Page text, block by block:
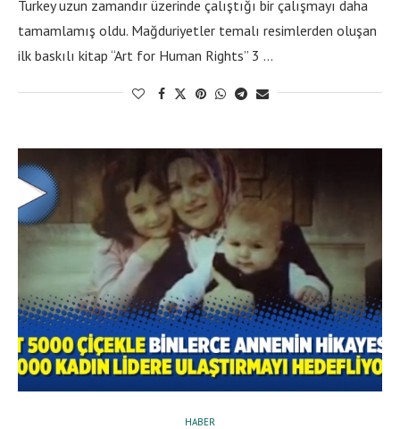
Turkey uzun zamandır üzerinde çalıştığı bir çalışmayı daha
tamamlamış oldu. Mağduriyetler temalı resimlerden oluşan
ilk baskılı kitap “Art for Human Rights” 3 …
HABER